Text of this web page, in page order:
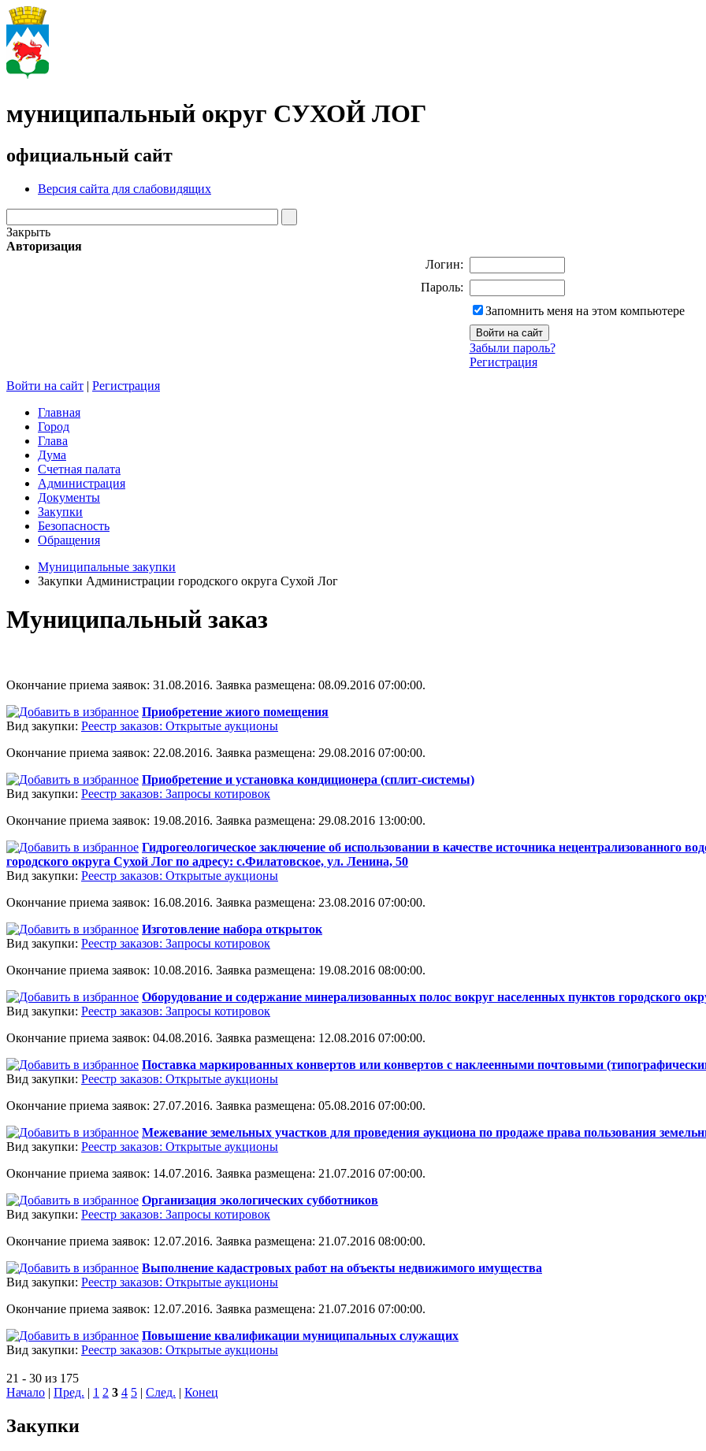
муниципальный округ СУХОЙ ЛОГ
официальный сайт
Версия сайта для слабовидящих
Закрыть
Авторизация
Логин:
Пароль:
Запомнить меня на этом компьютере
Забыли пароль?
Регистрация
Войти на сайт | Регистрация
Главная
Город
Глава
Дума
Счетная палата
Администрация
Документы
Закупки
Безопасность
Обращения
Муниципальные закупки
Закупки Администрации городского округа Сухой Лог
Муниципальный заказ
Окончание приема заявок: 31.08.2016. Заявка размещена: 08.09.2016 07:00:00.
Приобретение жиого помещения
Вид закупки: Реестр заказов: Открытые аукционы
Окончание приема заявок: 22.08.2016. Заявка размещена: 29.08.2016 07:00:00.
Приобретение и установка кондиционера (сплит-системы)
Вид закупки: Реестр заказов: Запросы котировок
Окончание приема заявок: 19.08.2016. Заявка размещена: 29.08.2016 13:00:00.
Гидрогеологическое заключение об использовании в качестве источника нецентрализованного
городского округа Сухой Лог по адресу: с.Филатовское, ул. Ленина, 50
Вид закупки: Реестр заказов: Открытые аукционы
Окончание приема заявок: 16.08.2016. Заявка размещена: 23.08.2016 07:00:00.
Изготовление набора открыток
Вид закупки: Реестр заказов: Запросы котировок
Окончание приема заявок: 10.08.2016. Заявка размещена: 19.08.2016 08:00:00.
Оборудование и содержание минерализованных полос вокруг населенных пунктов городского
Вид закупки: Реестр заказов: Запросы котировок
Окончание приема заявок: 04.08.2016. Заявка размещена: 12.08.2016 07:00:00.
Поставка маркированных конвертов или конвертов с наклеенными почтовыми
Вид закупки: Реестр заказов: Открытые аукционы
Окончание приема заявок: 27.07.2016. Заявка размещена: 05.08.2016 07:00:00.
Межевание земельных участков для проведения аукциона по продаже права пользования
Вид закупки: Реестр заказов: Открытые аукционы
Окончание приема заявок: 14.07.2016. Заявка размещена: 21.07.2016 07:00:00.
Организация экологических субботников
Вид закупки: Реестр заказов: Запросы котировок
Окончание приема заявок: 12.07.2016. Заявка размещена: 21.07.2016 08:00:00.
Выполнение кадастровых работ на объекты недвижимого имущества
Вид закупки: Реестр заказов: Открытые аукционы
Окончание приема заявок: 12.07.2016. Заявка размещена: 21.07.2016 07:00:00.
Повышение квалификации муниципальных служащих
Вид закупки: Реестр заказов: Открытые аукционы
21 - 30 из 175
Начало | Пред. | 1 2 3 4 5 | След. | Конец
Закупки